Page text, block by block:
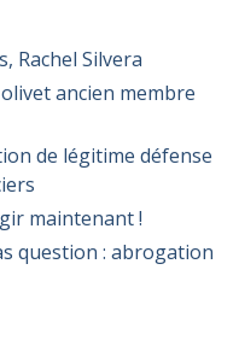
Rachel Silvera
ancien membre
de légitime défense
maintenant !
question : abrogation